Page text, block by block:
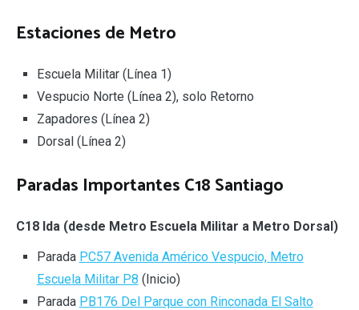
Estaciones de Metro
Escuela Militar (Línea 1)
Vespucio Norte (Línea 2), solo Retorno
Zapadores (Línea 2)
Dorsal (Línea 2)
Paradas Importantes C18 Santiago
C18 Ida (desde Metro Escuela Militar a Metro Dorsal)
Parada PC57 Avenida Américo Vespucio, Metro
Escuela Militar P8 (Inicio)
Parada PB176 Del Parque con Rinconada El Salto